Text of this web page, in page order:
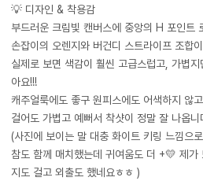
💡 디자인 & 착용감
부드러운 크림빛 캔버스에 중앙의 H 포인
손잡이의 오렌지와 버건디 스트라이프 조합
실제로 보면 색감이 훨씬 고급스럽고, 가볍
아요!!!
캐주얼룩에도 좋구 원피스에도 어색하지 않
걸어도 가볍고 예뻐서 착샷이 정말 잘 나옵니
(사진에 보이는 말 대충 화이트 키링 느낌으
참도 함께 매치했는데 귀여움도 더 +💛 제가
지도 걸고 외출도 했네요ㅎㅎ )